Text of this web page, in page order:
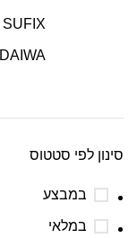
SUFIX
DAIWA
סינון לפי סטטוס
במבצע
במלאי